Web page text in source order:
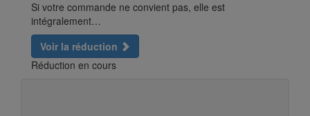
Si votre commande ne convient pas, elle est
intégralement…
Voir la réduction
Réduction en cours